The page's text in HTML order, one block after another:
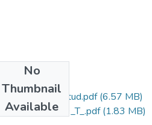
No
Thumbnail
Available
Grado de Similitud.pdf(6.57 MB)
T036_45468839_T_.pdf(1.83 MB)